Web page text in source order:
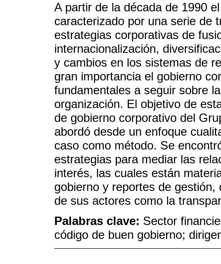
A partir de la década de 1990
caracterizado por una serie de
estrategias corporativas de
internacionalización,
y cambios en los sistemas de
gran importancia el gobierno
fundamentales a seguir sobre
organización. El objetivo de
de gobierno corporativo del
abordó desde un enfoque
caso como método. Se
estrategias para mediar las
interés, las cuales están
gobierno y reportes de
de sus actores como la
Palabras clave: Sector
código de buen gobierno;